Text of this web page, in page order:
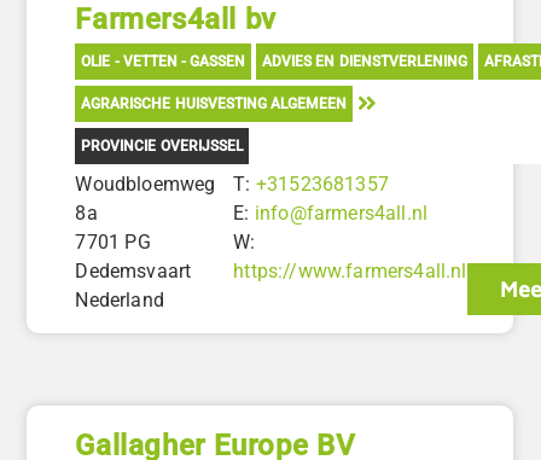
Farmers4all bv
OLIE - VETTEN - GASSEN ADVIES EN DIENSTVERLENING
AGRARISCHE HUISVESTING ALGEMEEN
PROVINCIE OVERIJSSEL
Woudbloemweg
8a
7701 PG
Dedemsvaart
Nederland
T: +31523681357
E: info@farmers4all.nl
W:
https://www.farmers4all.nl
Gallagher Europe BV